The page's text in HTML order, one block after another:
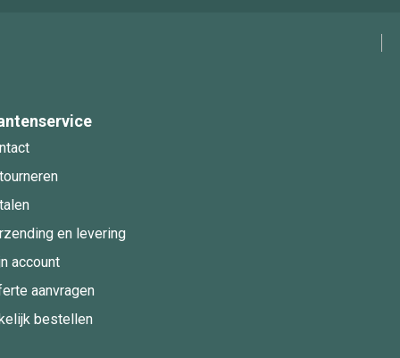
en levering
account
aanvragen
bestellen